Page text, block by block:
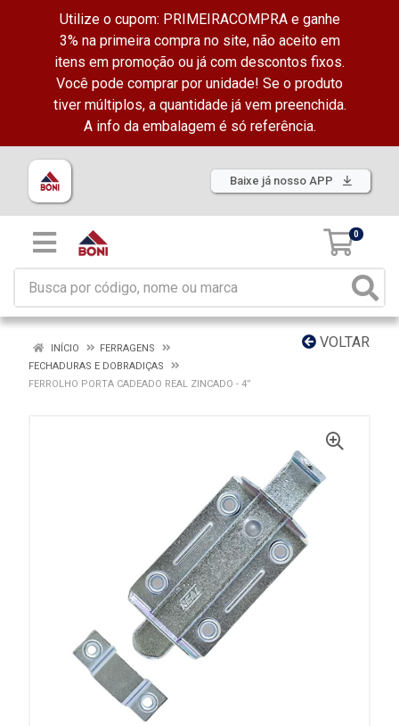
Utilize o cupom: PRIMEIRACOMPRA e ganhe
3% na primeira compra no site, não aceito em
itens em promoção ou já com descontos fixos.
Você pode comprar por unidade! Se o produto
tiver múltiplos, a quantidade já vem preenchida.
A info da embalagem é só referência.
Baixe já nosso APP
0
VOLTAR
INÍCIO
FERRAGENS
FECHADURAS E DOBRADIÇAS
FERROLHO PORTA CADEADO REAL ZINCADO - 4”